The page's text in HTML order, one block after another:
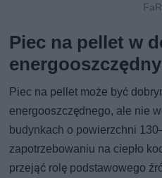
Piec na pellet w
Piec na pellet może być
energooszczędnego, ale nie
budynkach o powierzchni
zapotrzebowaniu na ciepło
przejąć rolę podstawowego